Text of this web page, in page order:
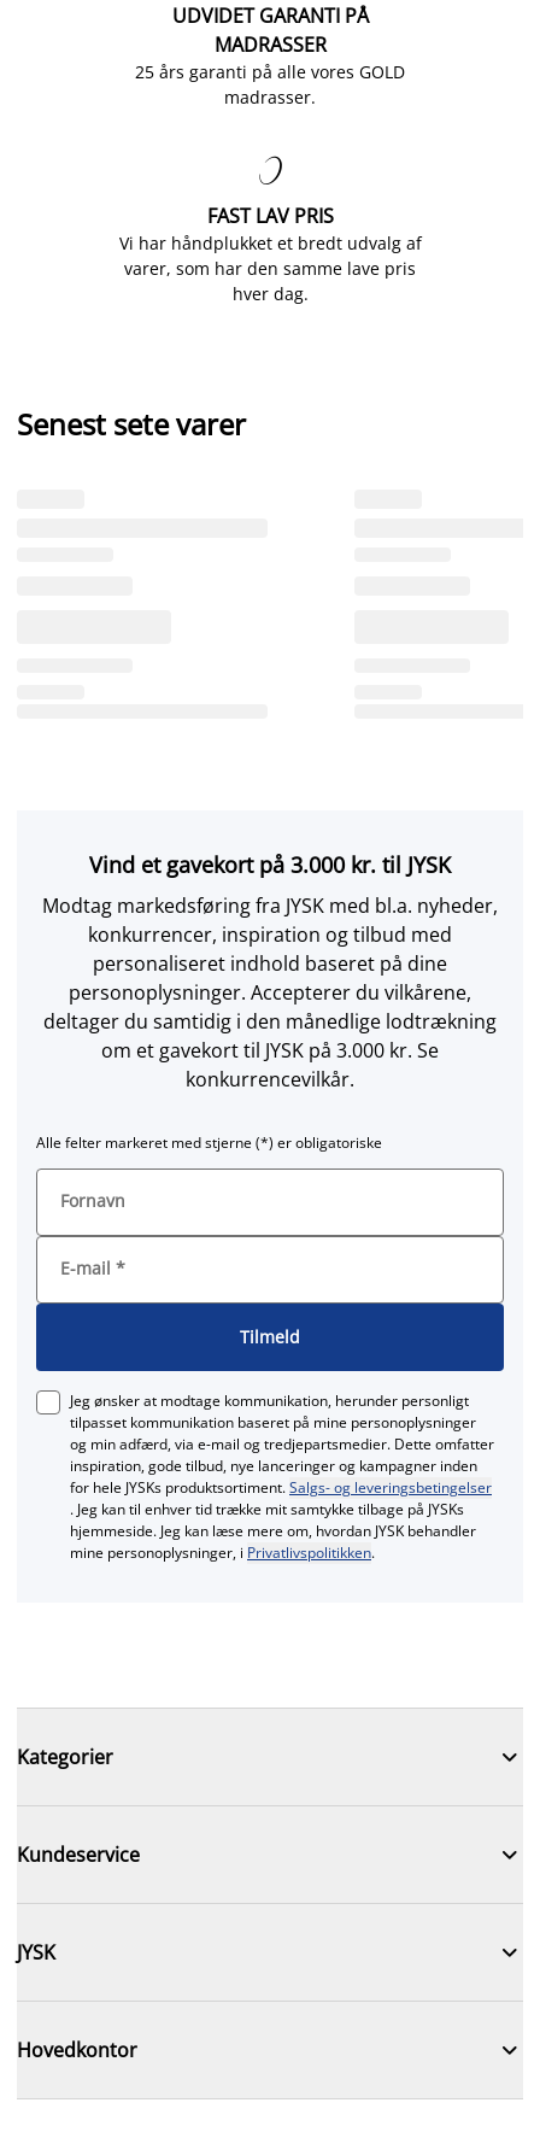
UDVIDET GARANTI PÅ
MADRASSER
25 års garanti på alle vores GOLD
madrasser.

FAST LAV PRIS
Vi har håndplukket et bredt udvalg af
varer, som har den samme lave pris
hver dag.
Senest sete varer
Vind et gavekort på 3.000 kr. til JYSK
Modtag markedsføring fra JYSK med bl.a. nyheder,
konkurrencer, inspiration og tilbud med
personaliseret indhold baseret på dine
personoplysninger. Accepterer du vilkårene,
deltager du samtidig i den månedlige lodtrækning
om et gavekort til JYSK på 3.000 kr. Se
konkurrencevilkår.
Alle felter markeret med stjerne (*) er obligatoriske
Fornavn
E-mail *
Tilmeld
Jeg ønsker at modtage kommunikation, herunder personligt
tilpasset kommunikation baseret på mine personoplysninger
og min adfærd, via e‑mail og tredjepartsmedier. Dette omfatter
inspiration, gode tilbud, nye lanceringer og kampagner inden
for hele JYSKs produktsortiment.Salgs- og leveringsbetingelser
. Jeg kan til enhver tid trække mit samtykke tilbage på JYSKs
hjemmeside. Jeg kan læse mere om, hvordan JYSK behandler
mine personoplysninger, i Privatlivspolitikken.
Kategorier 
Kundeservice 
JYSK 
Hovedkontor 